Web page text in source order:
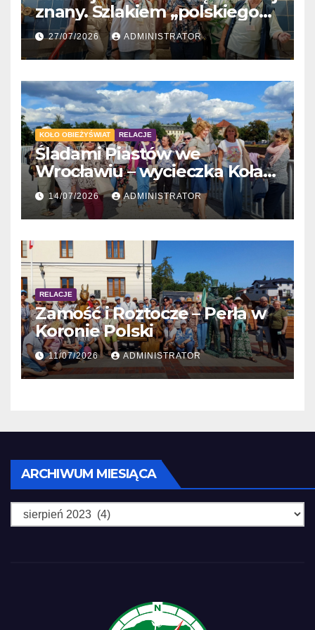
znany. Szlakiem „polskiego
Gaudiego” do Tychów
27/07/2026 ADMINISTRATOR
KOŁO OBIEŻYŚWIAT RELACJE
Śladami Piastów we
Wrocławiu – wycieczka Koła
Obieżyświat
14/07/2026 ADMINISTRATOR
RELACJE
Zamość i Roztocze – Perła w
Koronie Polski
11/07/2026 ADMINISTRATOR
ARCHIWUM MIESIĄCA
Archiwum
miesiąca